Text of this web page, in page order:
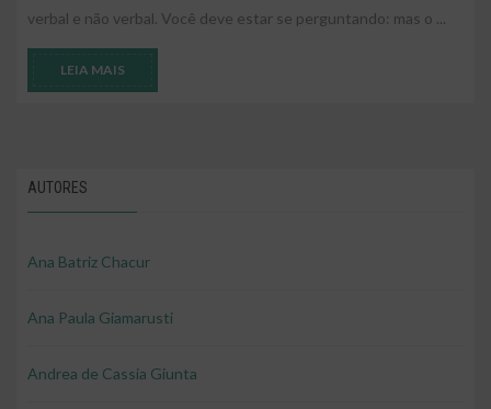
verbal e não verbal. Você deve estar se perguntando: mas o ...
LEIA MAIS
AUTORES
Ana Batriz Chacur
Ana Paula Giamarusti
Andrea de Cassia Giunta